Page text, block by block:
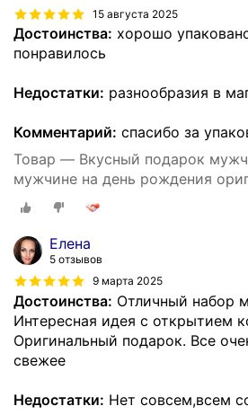
15 августа 2025
Достоинства: хорошо
понравилось
Недостатки: разнообразия в
Комментарий: спасибо за
Товар — Вкусный подарок
мужчине на день рождения
Елена
5 отзывов
9 марта 2025
Достоинства: Отличный набор
Интересная идея с открытием
Оригинальный подарок. Все
свежее
Недостатки: Нет совсем,всем